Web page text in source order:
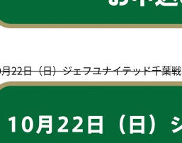
月22日（日）ジェフユナイテッド千葉戦